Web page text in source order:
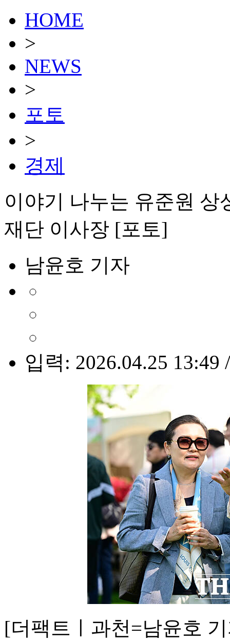
HOME
>
NEWS
>
포토
>
경제
이야기 나누는 유준원
재단 이사장 [포토]
남윤호 기자
입력: 2026.04.25 13:49
[더팩트ㅣ과천=남윤호